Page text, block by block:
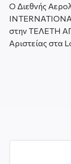
O Διεθνής
στην ΤΕΛΕΤΗ
Αριστείας στα